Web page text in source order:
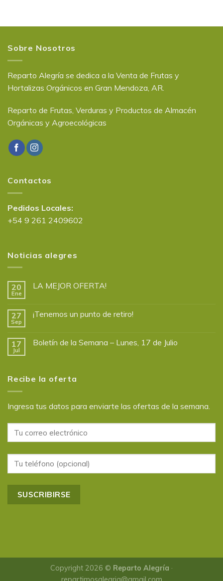
Sobre Nosotros
Reparto Alegría se dedica a la Venta de Frutas y
Hortalizas Orgánicos en Gran Mendoza, AR.
Reparto de Frutas, Verduras y Productos de Almacén
Orgánicas y Agroecológicas
Contactos
Pedidos Locales:
+54 9 261 2409602
Noticias alegres
20
Ene
LA MEJOR OFERTA!
27
Sep
¡Tenemos un punto de retiro!
17
Jul
Boletín de la Semana – Lunes, 17 de Julio
Recibe la oferta
Ingresa tus datos para enviarte las ofertas de la semana.
Copyright 2026 © Reparto Alegría ·